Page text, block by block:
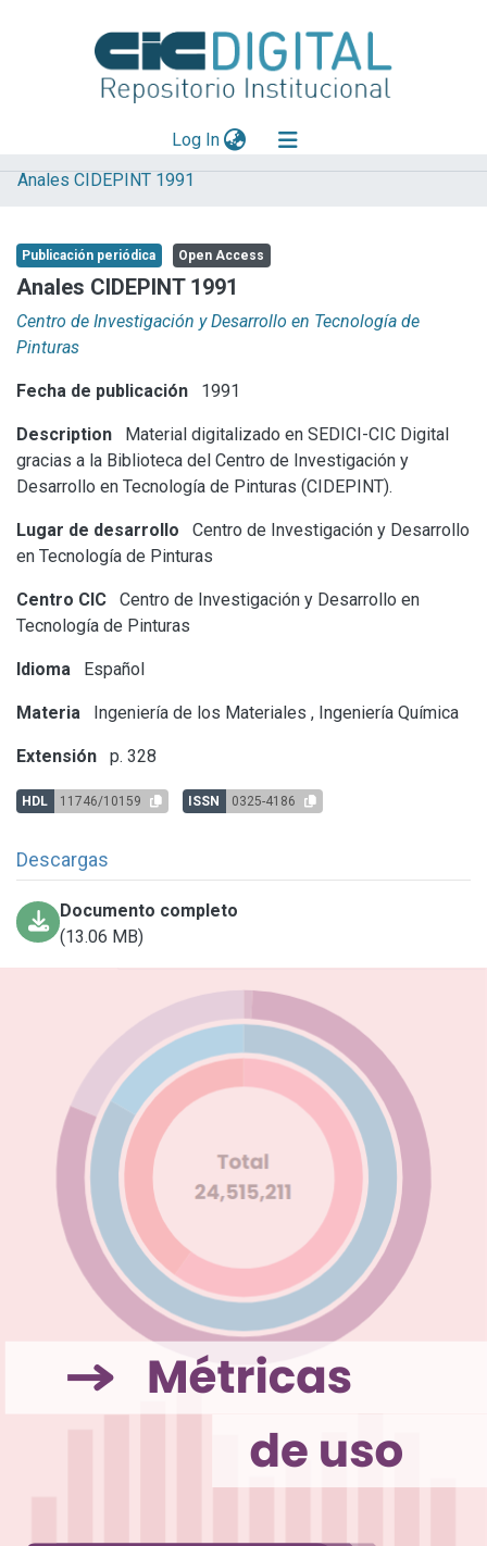
Log In(current)
Explorar
Aportar material
Statistics
Anales CIDEPINT 1991
Publicación periódica Open Access
Anales CIDEPINT 1991
Centro de Investigación y Desarrollo en Tecnología de
Pinturas
Fecha de publicación 1991
Description
Material digitalizado en SEDICI-CIC Digital
gracias a la Biblioteca del Centro de Investigación y
Desarrollo en Tecnología de Pinturas (CIDEPINT).
Lugar de desarrollo
Centro de Investigación y Desarrollo
en Tecnología de Pinturas
Centro CIC
Centro de Investigación y Desarrollo en
Tecnología de Pinturas
Idioma Español
Materia Ingeniería de los Materiales , Ingeniería Química
Extensión p. 328
HDL 11746/10159 ISSN 0325-4186
Descargas
Documento completo
(13.06 MB)